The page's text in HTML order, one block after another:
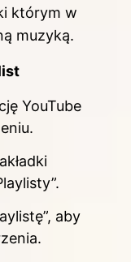
którym w
muzyką.
YouTube
aby